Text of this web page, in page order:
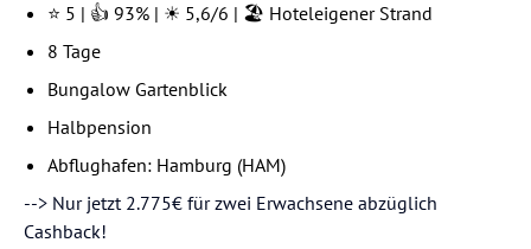
⭐ 5 | 👍 93% | ☀️ 5,6/6 | 🏖️ Hoteleigener Strand
8 Tage
Bungalow Gartenblick
Halbpension
Abflughafen: Hamburg (HAM)
--> Nur jetzt 2.775€ für zwei Erwachsene abzüglich
Cashback!